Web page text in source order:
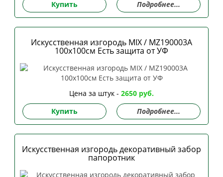
Купить Подробнее...
Искусственная изгородь MIX / MZ190003A
100х100см Есть защита от УФ
Цена за штук - 2650 руб.
Купить
Подробнее...
Искусственная изгородь декоративный забор
папоротник